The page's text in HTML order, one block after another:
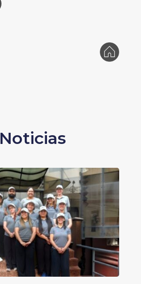
Noticias